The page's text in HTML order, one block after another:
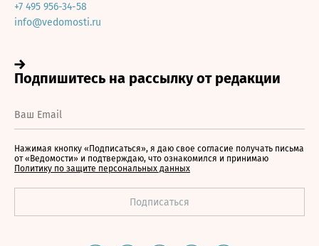
+7 495 956-34-58
info@vedomosti.ru
Нажимая кнопку «Подписаться», я даю свое согласие получать письма
от «Ведомости» и подтверждаю, что ознакомился и принимаю
Политику по защите персональных данных